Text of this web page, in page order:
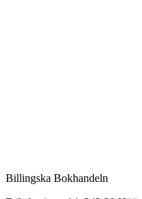
Billingska Bokhandeln